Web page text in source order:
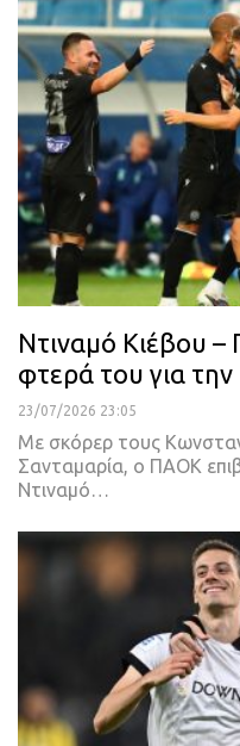
Ντιναμό Κιέβου
φτερά του για
23/07/2026 23:05
Με σκόρερ τους
Σανταμαρία, ο ΠΑΟΚ
Ντιναμό…